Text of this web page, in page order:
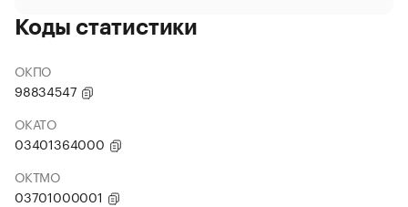
Коды статистики
ОКПО
98834547
ОКАТО
03401364000
ОКТМО
03701000001